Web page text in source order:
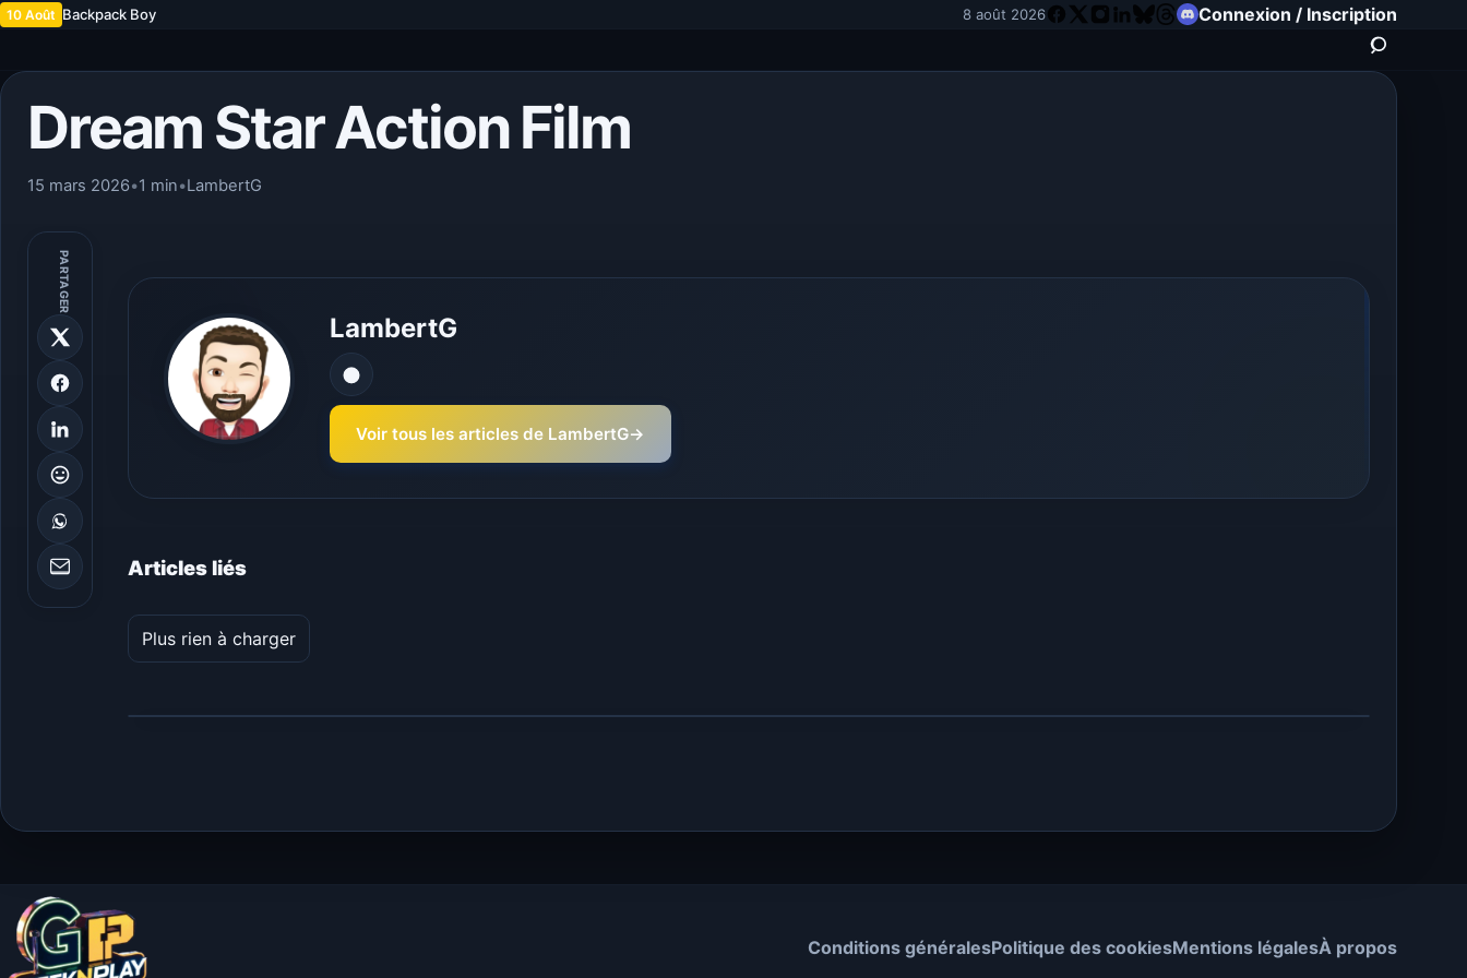
10 Août Backpack Boy 8 août 2026 Connexion / Inscription
Dream Star Action Film
15 mars 2026•1 min•LambertG
PARTAGER
LambertG
Voir tous les articles de LambertG→
Articles liés
Plus rien à charger
Conditions généralesPolitique des cookiesMentions légalesÀ propos